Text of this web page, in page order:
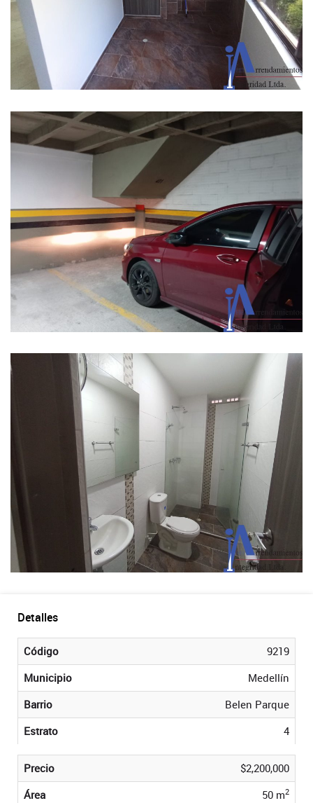
Detalles
Código
9219
Municipio
Medellín
Barrio
Belen Parque
Estrato
4
Precio
$2,200,000
Área
50 m2